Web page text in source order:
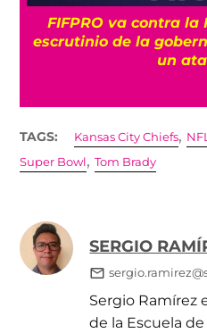
UEFA mantiene la
pese a sus
TAGS: Kansas City Chiefs,
Super Bowl ,Tom Brady
SERGIO
Sergio Ramírez
de la Escuela